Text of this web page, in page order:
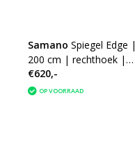
Samano Spiegel Edge |
200 cm | rechthoek |
aluminium | met LED
verlichting
€620,-
OP VOORRAAD